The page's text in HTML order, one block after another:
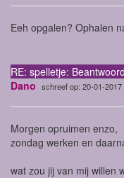
Eeh opgalen? Ophalen
RE: spelletje:
Dano schreef op: 20-01-2017
Morgen opruimen enzo,
zondag werken en
wat zou jij van mij willen